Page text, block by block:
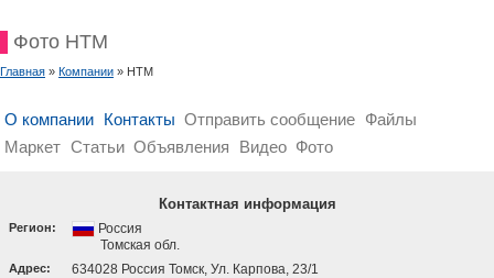
Фото НТМ
Главная » Компании » НТМ
О компании Контакты Отправить сообщение Файлы
Маркет Статьи Объявления Видео Фото
Контактная информация
Регион:
Россия
Томская обл.
Адрес: 634028 Россия Томск, Ул. Карпова, 23/1